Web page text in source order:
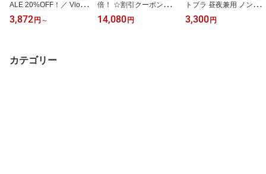
ALE 20%OFF！／ Vioria
シリコンダイレーター 各
種セット 膣ダイレーター
デリケートゾーン 膣の閉
塞・萎縮・硬化のケア X
3,872 円 ～
倍！ ☆割引クーポン配布
中！／ 即納 SEKISUI セ
キスイ 遮熱クールアップ
14,080 円
トブラ 昼夜兼用 ノンワ
イヤーブラ 締め付けない
脇高設計 美胸補正 横流
3,300 円
カテゴリー